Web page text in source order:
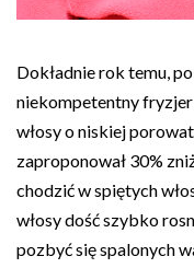
Dokładnie rok temu,
niekompetentny
włosy o niskiej
zaproponował 30%
chodzić w spiętych
włosy dość szybko
pozbyć się spalonych